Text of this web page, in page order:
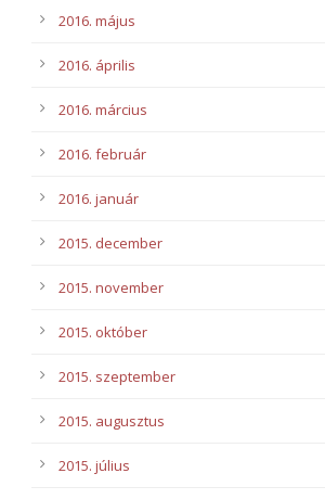
2016. május
2016. április
2016. március
2016. február
2016. január
2015. december
2015. november
2015. október
2015. szeptember
2015. augusztus
2015. július